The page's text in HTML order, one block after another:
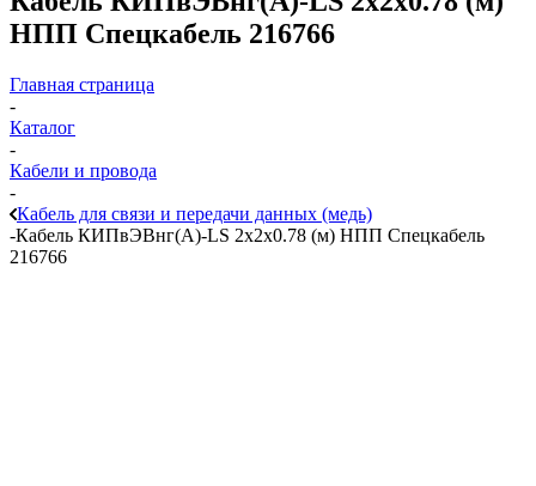
НПП Спецкабель 216766
Главная страница
-
Каталог
-
Кабели и провода
-
Кабель для связи и передачи данных (медь)
-Кабель КИПвЭВнг(А)-LS 2х2х0.78 (м) НПП Спецкабель
216766